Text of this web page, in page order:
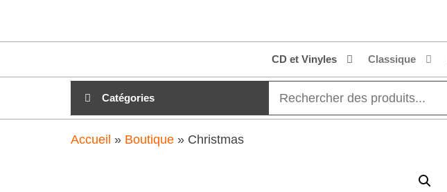
clubdial.fr
CD et Vinyles Classique
Catégories
Accueil » Boutique » Christmas